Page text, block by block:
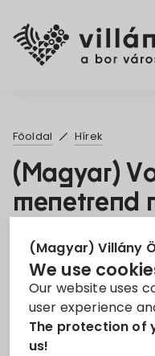
(Magyar) Villány
We use
Our website uses
user experience
The protection of
us!
Főoldal Hírek
(Magyar)
menetrend
23. Mar 2021
Sorry, this entry is